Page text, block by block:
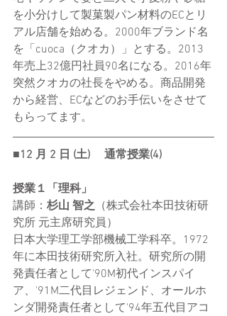
を小分けして製菓製パン材料のECとリ
アル店舗を始める。2000年ブランド名
を「cuoca（クオカ）」とする。2013
年売上32億円社員90名になる。2016年
突然クオカの社長をやめる。商品開発
から経営、ECなどのお手伝いをさせて
もらってます。
■12 ⽉ 2 ⽇ (⼟) 　通常授業(4)
授業１「理科」
講師： 杉山 智之 （株式会社本田技術研
究所 元主席研究員）
日本大学理工学部機械工学科卒。1972
年に本田技術研究所入社。研究所の開
発責任者として'90M初代インスパイ
ア、'91M二代目レジェンド、オールホ
ンダ開発責任者として'94年五代目アコ